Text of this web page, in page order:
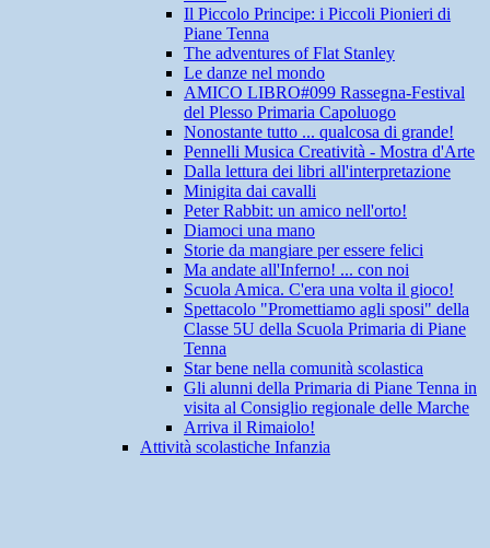
Il Piccolo Principe: i Piccoli Pionieri di
Piane Tenna
The adventures of Flat Stanley
Le danze nel mondo
AMICO LIBRO#099 Rassegna-Festival
del Plesso Primaria Capoluogo
Nonostante tutto ... qualcosa di grande!
Pennelli Musica Creatività - Mostra d'Arte
Dalla lettura dei libri all'interpretazione
Minigita dai cavalli
Peter Rabbit: un amico nell'orto!
Diamoci una mano
Storie da mangiare per essere felici
Ma andate all'Inferno! ... con noi
Scuola Amica. C'era una volta il gioco!
Spettacolo "Promettiamo agli sposi" della
Classe 5U della Scuola Primaria di Piane
Tenna
Star bene nella comunità scolastica
Gli alunni della Primaria di Piane Tenna in
visita al Consiglio regionale delle Marche
Arriva il Rimaiolo!
Attività scolastiche Infanzia